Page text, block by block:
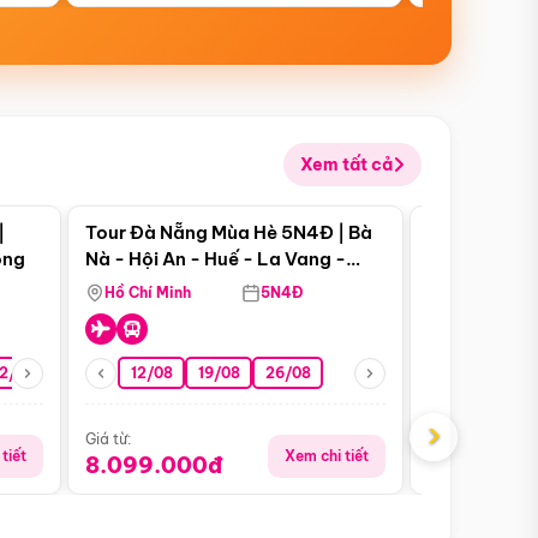
Xem tất cả
08 26/08 05/09 09/09 12/09
tiết
Điểm nổi bật
Tour Đà Nẵng Mùa Hè 5N4Đ | Bà
Nà - Hội An - Huế - La Vang -
Động Thiên Đường
Hồ Chí Minh 5N4Đ
12/08 19/08 26/08
Giá từ:
8.099.000đ Xem chi tiết
Giá từ:
›